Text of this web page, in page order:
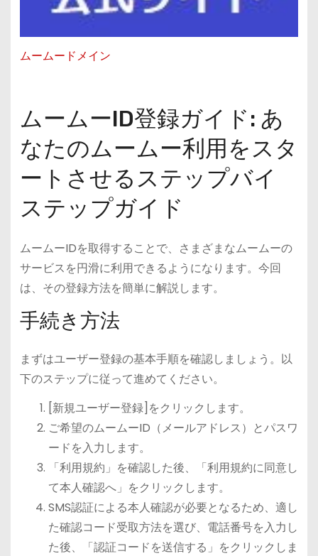
ムームードメイン
ムームーID登録ガイド: あ
なたのムームー利用をスタ
ートさせるステップバイ
ステップガイド
ムームーIDを取得することで、さまざまなムームーの
サービスを円滑に利用できるようになります。今回
は、その登録方法を簡単に解説します。
手続き方法
まずはユーザー登録の基本手順を確認しましょう。以
下のステップに従って進めてください。
[新規ユーザー登録]をクリックします。
ご希望のムームーID（メールアドレス）とパスワ
ードを入力します。
「利用規約」を確認した後、「利用規約に同意し
て本人確認へ」をクリックします。
SMS認証による本人確認が必要となるため、適し
た確認コード受取方法を選び、電話番号を入力し
た後、「認証コードを送信する」をクリックしま